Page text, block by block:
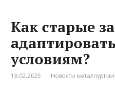
Как старые
условиям?
18.02.2025 Новости металлургии